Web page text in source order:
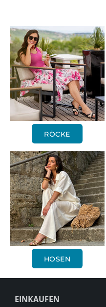
RÖCKE
HOSEN
EINKAUFEN